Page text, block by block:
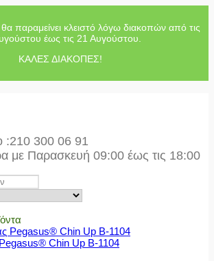
παραμείνει κλειστό λόγω διακοπών από τις
έως τις 21 Αυγούστου.
ΚΑΛΕΣ ΔΙΑΚΟΠΕΣ!
:210 300 06 91
με Παρασκευή 09:00 έως τις 18:00
Chin Up Β-1104